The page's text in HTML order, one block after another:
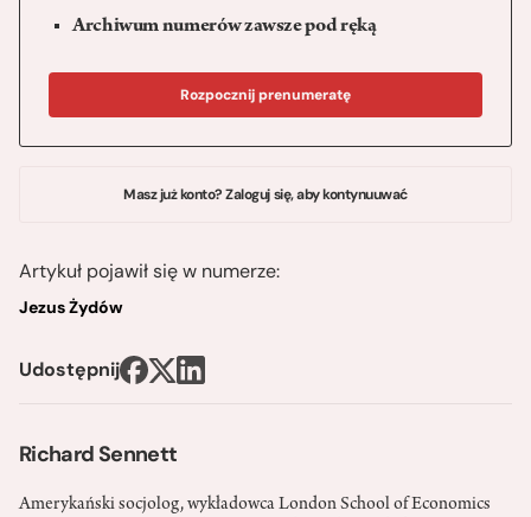
Richard Sennett
Amerykański socjolog, wykładowca London School of Economics
Archiwum numerów zawsze pod ręką
Rozpocznij prenumeratę
Masz już konto? Zaloguj się, aby kontynuuwać
Artykuł pojawił się w numerze:
Jezus Żydów
Udostępnij